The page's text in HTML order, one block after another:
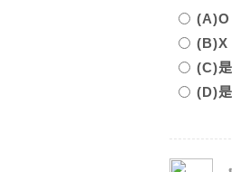
(C)
(D)